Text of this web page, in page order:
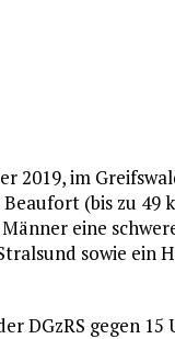
2019, im
Beaufort (bis zu
eine
sowie ein
DGzRS gegen